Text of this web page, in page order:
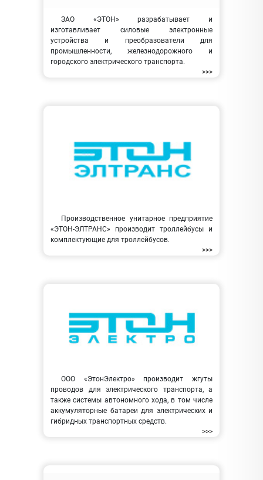
ЗАО «ЭТОН» разрабатывает и
изготавливает силовые электронные
устройства и преобразователи для
промышленности, железнодорожного и
городского электрического транспорта.
>>>
Производственное унитарное предприятие
«ЭТОН-ЭЛТРАНС» производит троллейбусы и
комплектующие для троллейбусов.
>>>
ООО «ЭтонЭлектро» производит жгуты
проводов для электрического транспорта, а
также системы автономного хода, в том числе
аккумуляторные батареи для электрических и
гибридных транспортных средств.
>>>